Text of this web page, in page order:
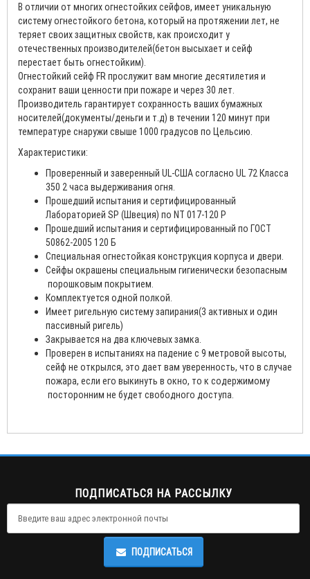
В отличии от многих огнестойких сейфов, имеет уникальную
систему огнестойкого бетона, который на протяжении лет, не
теряет своих защитных свойств, как происходит у
отечественных производителей(бетон высыхает и сейф
перестает быть огнестойким).
Огнестойкий сейф FR прослужит вам многие десятилетия и
сохранит ваши ценности при пожаре и через 30 лет.
Производитель гарантирует сохранность ваших бумажных
носителей(документы/деньги и т.д) в течении 120 минут при
температуре снаружи свыше 1000 градусов по Цельсию.
Характеристики:
Проверенный и заверенный UL-США согласно UL 72 Класса
350 2 часа выдерживания огня.
Прошедший испытания и сертифицированный
Лабораторией SP (Швеция) по NT 017-120 P
Прошедший испытания и сертифицированный по ГОСТ
50862-2005 120 Б
Специальная огнестойкая конструкция корпуса и двери.
Сейфы окрашены специальным гигиенически безопасным
порошковым покрытием.
Комплектуется одной полкой.
Имеет ригельную систему запирания(3 активных и один
пассивный ригель)
Закрывается на два ключевых замка.
Проверен в испытаниях на падение с 9 метровой высоты,
сейф не открылся, это дает вам уверенность, что в случае
пожара, если его выкинуть в окно, то к содержимому
посторонним не будет свободного доступа.
ПОДПИСАТЬСЯ НА РАССЫЛКУ
ПОДПИСАТЬСЯ